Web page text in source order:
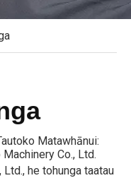
Matawhānui:
Co., Ltd.
he tohunga taatau